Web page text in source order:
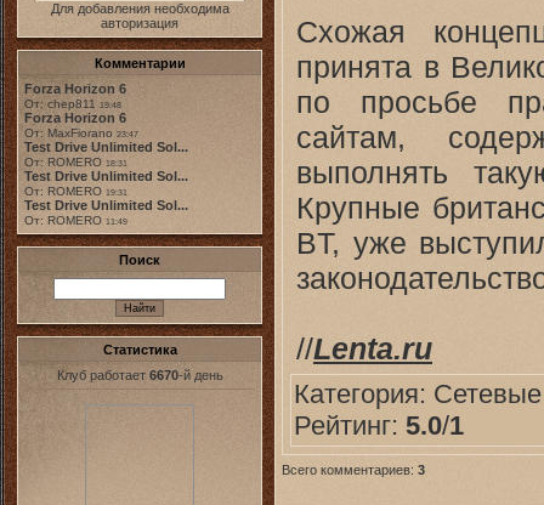
Для добавления необходима
авторизация
Комментарии
Forza Horizon 6
От: chep811 19:48
Forza Horizon 6
От: MaxFiorano 23:47
Test Drive Unlimited Sol...
От: ROMERO 18:31
Test Drive Unlimited Sol...
От: ROMERO 19:31
Test Drive Unlimited Sol...
От: ROMERO 11:49
Поиск
Статистика
Клуб работает 6670-й день
Схожая
принята в
по просьбе
сайтам,
выполнять
Крупные
BT, уже
//Lenta.ru
Категория:
Рейтинг: 5.0/1
Всего комментариев: 3